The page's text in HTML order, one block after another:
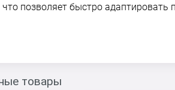
позволяет быстро
товары